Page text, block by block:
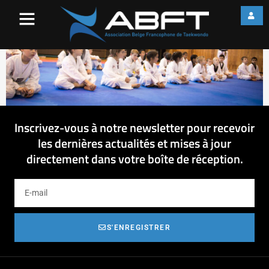
Inscrivez-vous à notre newsletter pour recevoir
les dernières actualités et mises à jour
directement dans votre boîte de réception.
S'ENREGISTRER